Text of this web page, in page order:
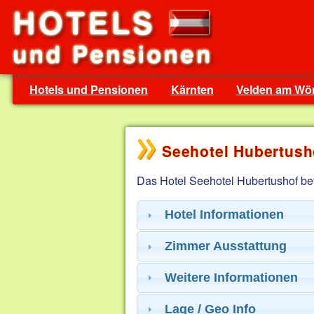
Hotels und Pensionen Kärnten Velden am
Seehotel
Das Hotel Seehotel Hubertushof
Hotel Informationen
Zimmer Ausstattung
Weitere Informationen
Lage / Geo Info